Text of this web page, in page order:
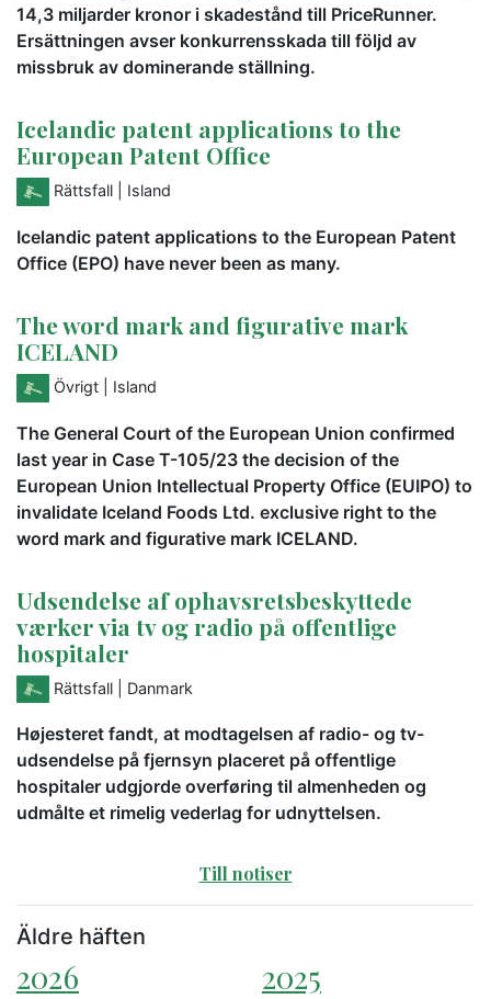
14,3 miljarder kronor i skadestånd till PriceRunner.
Ersättningen avser konkurrensskada till följd av
missbruk av dominerande ställning.
Icelandic patent applications to the
European Patent Office
Rättsfall | Island
Icelandic patent applications to the European Patent
Office (EPO) have never been as many.
The word mark and figurative mark
ICELAND
Övrigt | Island
The General Court of the European Union confirmed
last year in Case T-105/23 the decision of the
European Union Intellectual Property Office (EUIPO) to
invalidate Iceland Foods Ltd. exclusive right to the
word mark and figurative mark ICELAND.
Udsendelse af ophavsretsbeskyttede
værker via tv og radio på offentlige
hospitaler
Rättsfall | Danmark
Højesteret fandt, at modtagelsen af radio- og tv-
udsendelse på fjernsyn placeret på offentlige
hospitaler udgjorde overføring til almenheden og
udmålte et rimelig vederlag for udnyttelsen.
Till notiser
Äldre häften
2026
2025